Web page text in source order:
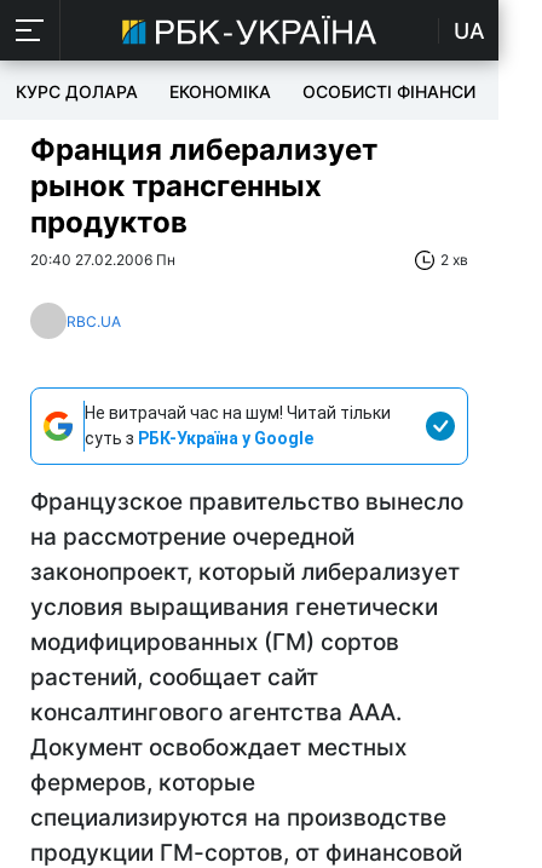
UA
КУРС ДОЛАРА ЕКОНОМІКА ОСОБИСТІ ФІНАНСИ
Франция либерализует
рынок трансгенных
продуктов
20:40 27.02.2006 Пн 2 хв
RBC.UA
Не витрачай час на шум! Читай тільки
суть з РБК-Україна у Google
Французское правительство вынесло
на рассмотрение очередной
законопроект, который либерализует
условия выращивания генетически
модифицированных (ГМ) сортов
растений, сообщает сайт
консалтингового агентства ААА.
Документ освобождает местных
фермеров, которые
специализируются на производстве
продукции ГМ-сортов, от финансовой